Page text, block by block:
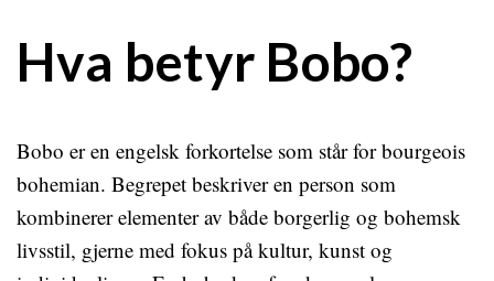
Hva betyr Bobo?
Bobo er en engelsk forkortelse som står for bourgeois
bohemian. Begrepet beskriver en person som
kombinerer elementer av både borgerlig og bohemsk
livsstil, gjerne med fokus på kultur, kunst og